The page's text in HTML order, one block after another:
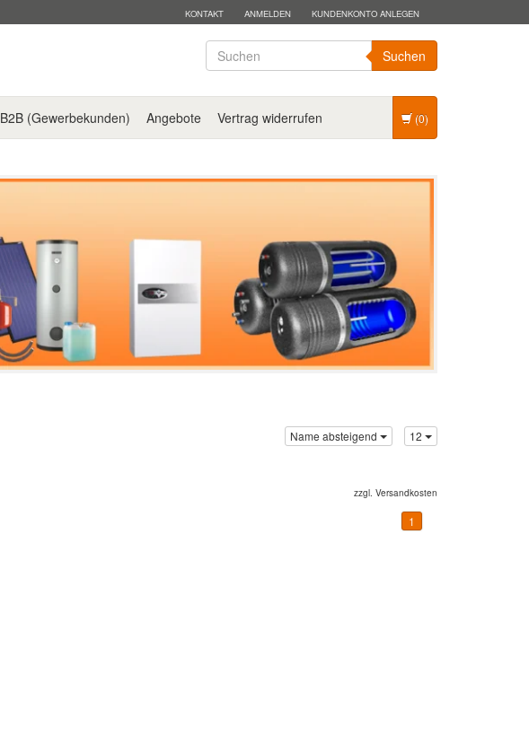
KONTAKT ANMELDEN KUNDENKONTO ANLEGEN
Suchen
B2B (Gewerbekunden) Angebote Vertrag widerrufen (0)
Name absteigend 12
zzgl. Versandkosten
1